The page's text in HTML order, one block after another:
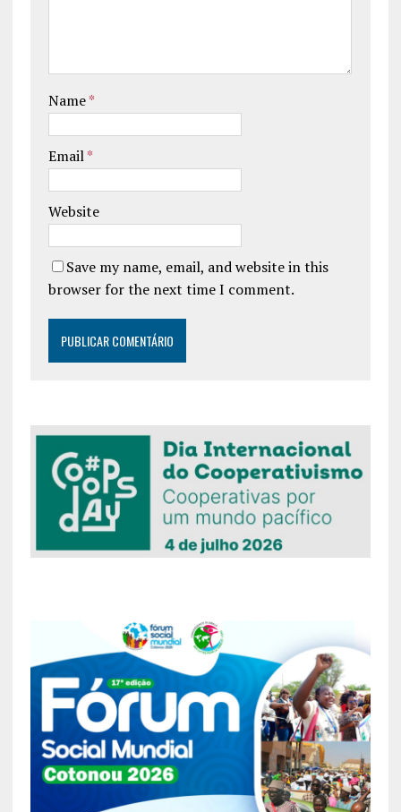
Name*
Email*
Website
Save my name, email, and website in this
browser for the next time I comment.